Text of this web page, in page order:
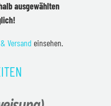
ausgewählten
Versand einsehen.